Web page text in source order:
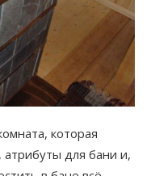
которая
для бани и,